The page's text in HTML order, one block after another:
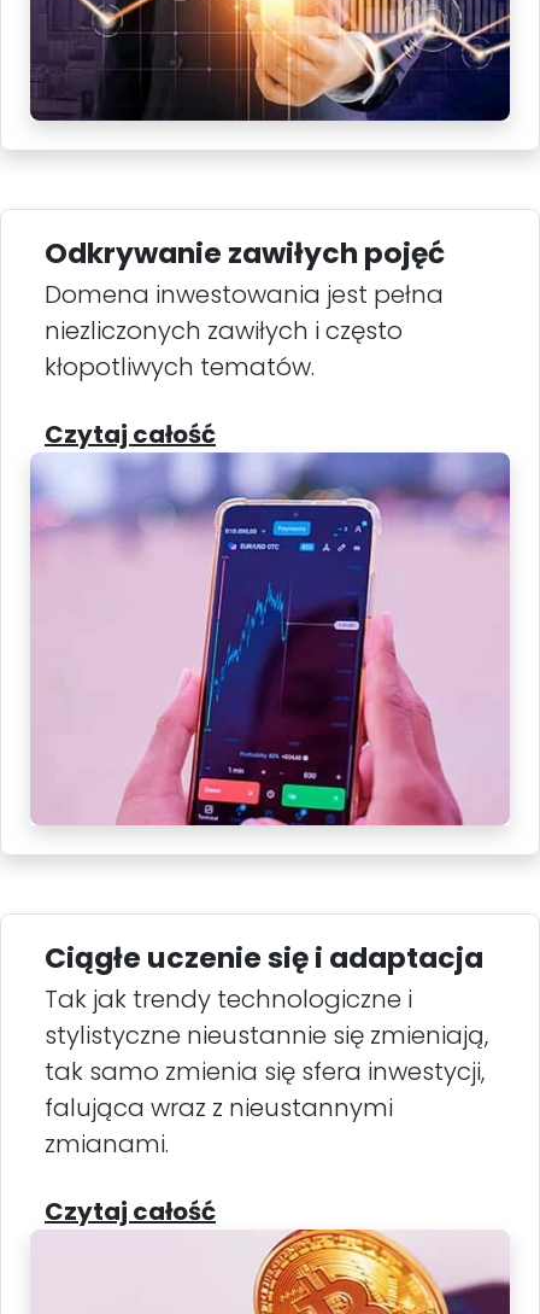
Odkrywanie zawiłych pojęć
Domena inwestowania jest pełna
niezliczonych zawiłych i często
kłopotliwych tematów.
Czytaj całość
Ciągłe uczenie się i adaptacja
Tak jak trendy technologiczne i
stylistyczne nieustannie się zmieniają,
tak samo zmienia się sfera inwestycji,
falująca wraz z nieustannymi
zmianami.
Czytaj całość